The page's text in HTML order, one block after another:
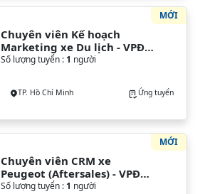
Chuyên viên Kế hoạch
Marketing xe Du lịch - VPĐH
(TP. HCM)
Số lượng tuyển : 1 người
TP. Hồ Chí Minh Ứng tuyển
MỚI
Chuyên viên CRM xe
Peugeot (Aftersales) - VPĐH
(TP. HCM)
Số lượng tuyển : 1 người
MỚI